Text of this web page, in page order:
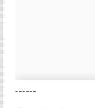
------